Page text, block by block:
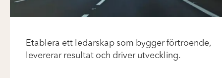
Etablera ett ledarskap som bygger förtroende,
levererar resultat och driver utveckling.